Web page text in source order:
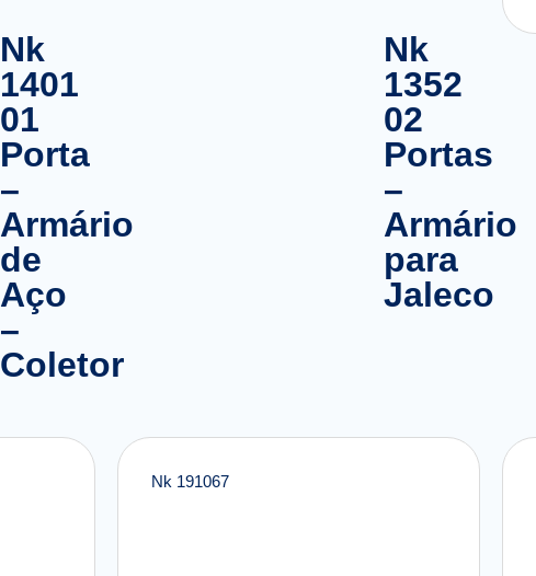
Nk
1401
01
Porta
–
Armário
de
Aço
–
Coletor
Nk
1352
02
Portas
–
Armário
para
Jaleco
Nk 191067